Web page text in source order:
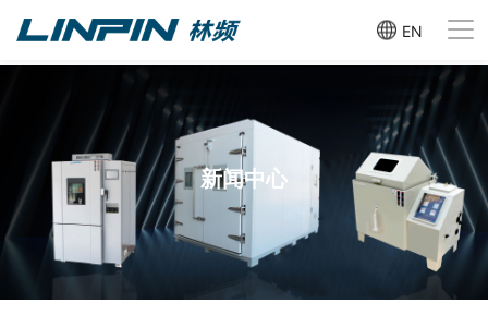
EN
新闻中心